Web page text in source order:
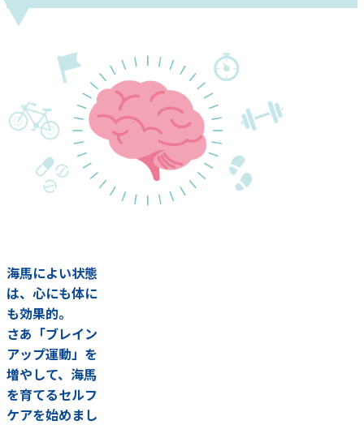
海馬によい状態
は、心にも体に
も効果的。
さあ「ブレイン
アップ運動」を
増やして、海馬
を育てるセルフ
ケアを始めまし